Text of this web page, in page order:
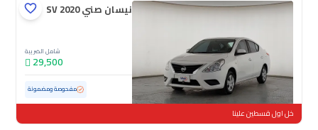
نيسان صني SV 2020
شامل الضريبة
29,500
مستعملة 165,271 كم مفحوصة ومضمونة
خل اول قسطين علينا